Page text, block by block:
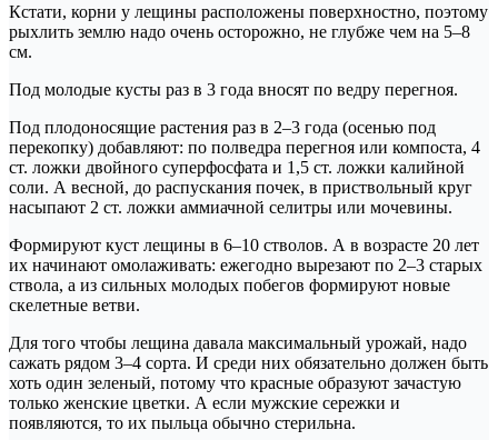
Кстати, корни у лещины расположены поверхностно, поэтому
рыхлить землю надо очень осторожно, не глубже чем на 5–8
см.
Под молодые кусты раз в 3 года вносят по ведру перегноя.
Под плодоносящие растения раз в 2–3 года (осенью под
перекопку) добавляют: по полведра перегноя или компоста, 4
ст. ложки двойного суперфосфата и 1,5 ст. ложки калийной
соли. А весной, до распускания почек, в приствольный круг
насыпают 2 ст. ложки аммиачной селитры или мочевины.
Формируют куст лещины в 6–10 стволов. А в возрасте 20 лет
их начинают омолаживать: ежегодно вырезают по 2–3 старых
ствола, а из сильных молодых побегов формируют новые
скелетные ветви.
Для того чтобы лещина давала максимальный урожай, надо
сажать рядом 3–4 сорта. И среди них обязательно должен быть
хоть один зеленый, потому что красные образуют зачастую
только женские цветки. А если мужские сережки и
появляются, то их пыльца обычно стерильна.